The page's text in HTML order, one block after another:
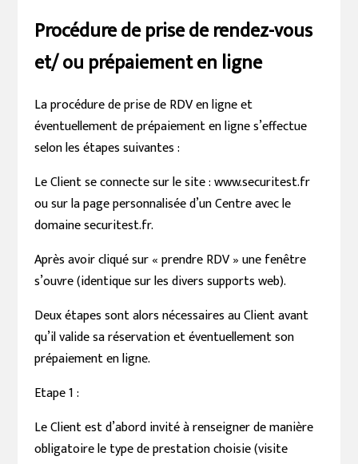
Procédure de prise de rendez-vous
et/ ou prépaiement en ligne
La procédure de prise de RDV en ligne et
éventuellement de prépaiement en ligne s’effectue
selon les étapes suivantes :
Le Client se connecte sur le site : www.securitest.fr
ou sur la page personnalisée d’un Centre avec le
domaine securitest.fr.
Après avoir cliqué sur « prendre RDV » une fenêtre
s’ouvre (identique sur les divers supports web).
Deux étapes sont alors nécessaires au Client avant
qu’il valide sa réservation et éventuellement son
prépaiement en ligne.
Etape 1 :
Le Client est d’abord invité à renseigner de manière
obligatoire le type de prestation choisie (visite